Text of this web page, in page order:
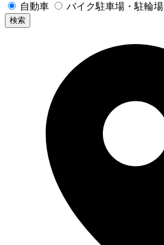
自動車 バイク駐車場・駐輪場
検索